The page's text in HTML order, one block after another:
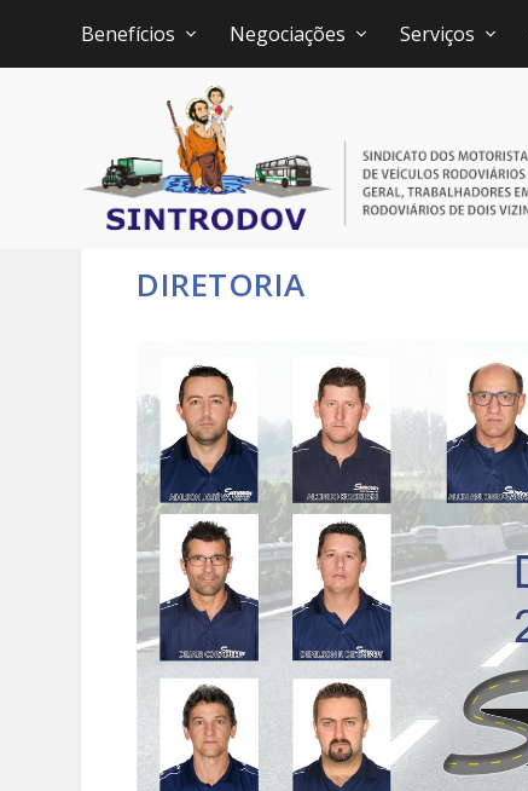
Benefícios Negociações Serviços
DIRETORIA